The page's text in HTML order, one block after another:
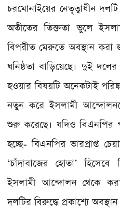
চরমোনাইয়ের নেতৃত্বাধীন
অতীতের তিক্ততা ভুলে
বিপরীত মেরুতে অবস্থান করা
ঘনিষ্ঠতা বাড়িয়েছে। দুই
হওয়ার বিষয়টি অনেকটাই
নতুন করে ইসলামী
শুরু করেছে। যদিও বিএনপির
হচ্ছে- বিএনপির ভারপ্রাপ্ত
‘চাঁদাবাজের হোতা’
ইসলামী আন্দোলন থেকে
দলটির বিরুদ্ধে প্রকাশ্যে অবস্থান